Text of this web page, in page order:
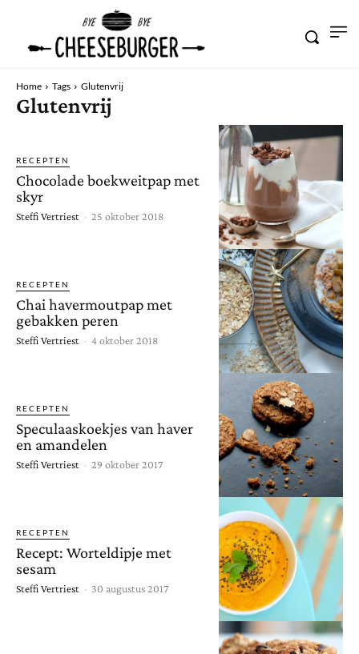
Home Tags Glutenvrij
Glutenvrij
RECEPTEN
Chocolade boekweitpap met
skyr
Steffi Vertriest - 25 oktober 2018
RECEPTEN
Chai havermoutpap met
gebakken peren
Steffi Vertriest - 4 oktober 2018
RECEPTEN
Speculaaskoekjes van haver
en amandelen
Steffi Vertriest - 29 oktober 2017
RECEPTEN
Recept: Worteldipje met
sesam
Steffi Vertriest - 30 augustus 2017